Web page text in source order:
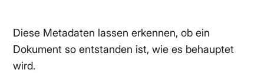
Diese Metadaten lassen erkennen, ob ein
Dokument so entstanden ist, wie es behauptet
wird.